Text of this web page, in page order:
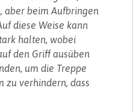
aber beim Aufbringen
diese Weise kann
halten, wobei
den Griff ausüben
um die Treppe
zu verhindern, dass